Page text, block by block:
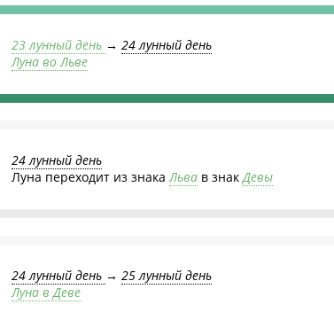
23 лунный день → 24 лунный день
Луна во Льве
24 лунный день
Луна переходит из знакаЛьва в знакДевы
24 лунный день → 25 лунный день
Луна в Деве